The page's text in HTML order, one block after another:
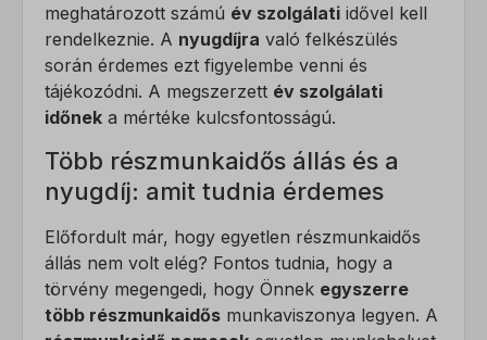
meghatározott számú év szolgálati idővel kell
rendelkeznie. A nyugdíjra való felkészülés
során érdemes ezt figyelembe venni és
tájékozódni. A megszerzett év szolgálati
időnek a mértéke kulcsfontosságú.
Több részmunkaidős állás és a
nyugdíj: amit tudnia érdemes
Előfordult már, hogy egyetlen részmunkaidős
állás nem volt elég? Fontos tudnia, hogy a
törvény megengedi, hogy Önnek egyszerre
több részmunkaidős munkaviszonya legyen. A